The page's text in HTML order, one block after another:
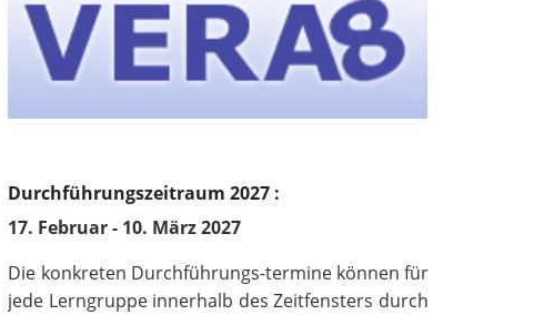
Durchführungszeitraum 2027 :
17. Februar - 10. März 2027
Die konkreten Durchführungs-termine können für
jede Lerngruppe innerhalb des Zeitfensters durch